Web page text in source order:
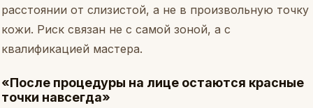
расстоянии от слизистой, а не в произвольную точку
кожи. Риск связан не с самой зоной, а с
квалификацией мастера.
«После процедуры на лице остаются красные
точки навсегда»